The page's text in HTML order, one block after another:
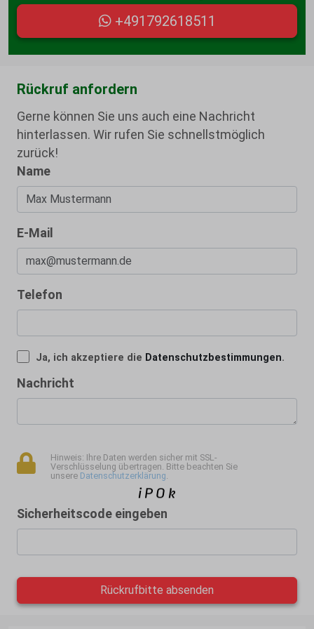
+491792618511
Rückruf anfordern
Gerne können Sie uns auch eine Nachricht
hinterlassen. Wir rufen Sie schnellstmöglich
zurück!
Name
E-Mail
Telefon
Ja, ich akzeptiere die Datenschutzbestimmungen.
Nachricht
Hinweis: Ihre Daten werden sicher mit SSL-
Verschlüsselung übertragen. Bitte beachten Sie
unsere Datenschutzerklärung
Sicherheitscode eingeben
Rückrufbitte absenden